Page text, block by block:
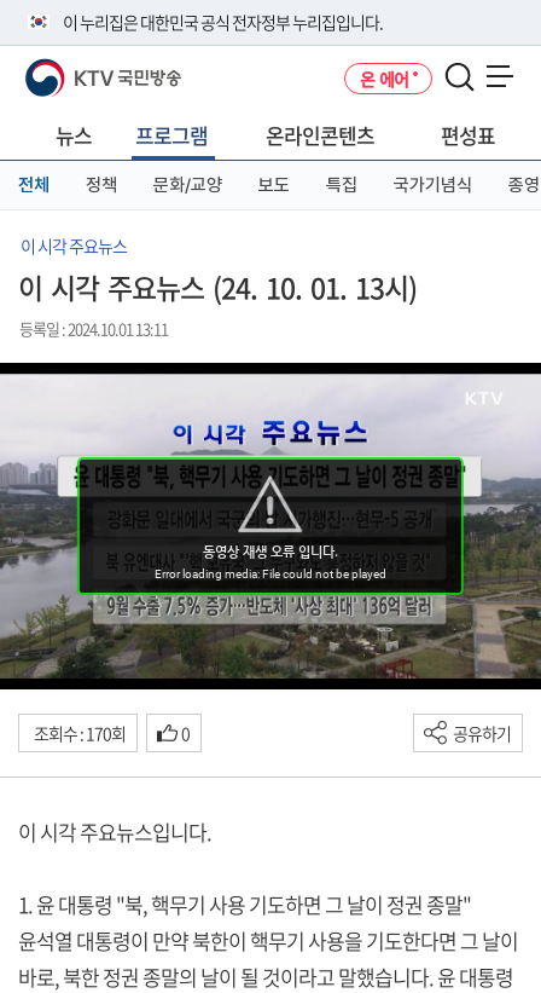
이 누리집은 대한민국 공식 전자정부 누리집입니다.
공식 누리집 주소 확인하기
니다.
이밖에 or.kr 또는 .kr등 다른 도메인 주소를 사용하고 있다면 아래 URL에
서 도메인 주소를 확인해 보세요
KTV 국민방송 온 에어
뉴스 프로그램 온라인콘텐츠 편성표
전체 정책 문화/교양 보도 특집 국가기념식 종영
이 시각 주요뉴스
이 시각 주요뉴스 (24. 10. 01. 13시)
등록일 : 2024.10.01 13:11
조회수 : 170회 0 공유하기
이 시각 주요뉴스입니다.
1. 윤 대통령 "북, 핵무기 사용 기도하면 그 날이 정권 종말"
윤석열 대통령이 만약 북한이 핵무기 사용을 기도한다면 그 날이
바로, 북한 정권 종말의 날이 될 것이라고 말했습니다. 윤 대통령